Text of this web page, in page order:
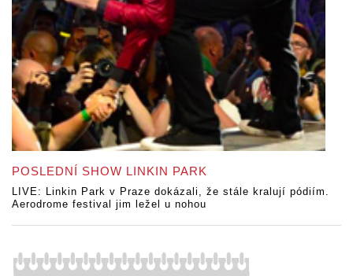
POSLEDNÍ SHOW LINKIN PARK
LIVE: Linkin Park v Praze dokázali, že stále kralují pódiím.
Aerodrome festival jim ležel u nohou